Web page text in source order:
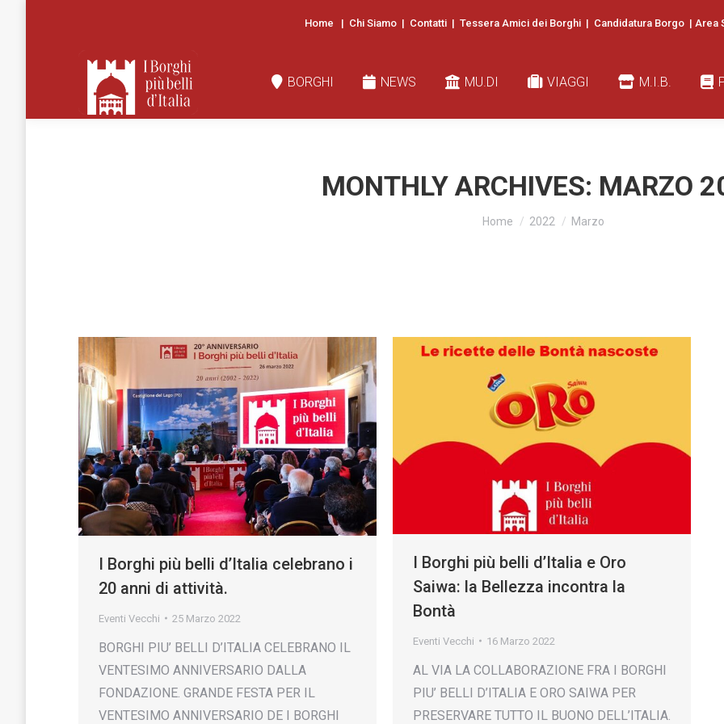
Home | Chi Siamo | Contatti | Tessera Amici dei Borghi | Candidatura Borgo | Area
BORGHI NEWS MU.DI VIAGGI M.I.B.
MONTHLY ARCHIVES: MARZO
You are here:
Home 2022 Marzo
I Borghi più belli d’Italia celebrano i
20 anni di attività.
Eventi Vecchi 25 Marzo 2022
BORGHI PIU’ BELLI D’ITALIA CELEBRANO IL
VENTESIMO ANNIVERSARIO DALLA
FONDAZIONE. GRANDE FESTA PER IL
VENTESIMO ANNIVERSARIO DE I BORGHI
I Borghi più belli d’Italia e Oro
Saiwa: la Bellezza incontra la
Bontà
Eventi Vecchi 16 Marzo 2022
AL VIA LA COLLABORAZIONE FRA I BORGHI
PIU’ BELLI D’ITALIA E ORO SAIWA PER
PRESERVARE TUTTO IL BUONO DELL’ITALIA.
NEWS MU.DI VIAGGI M.I.B.